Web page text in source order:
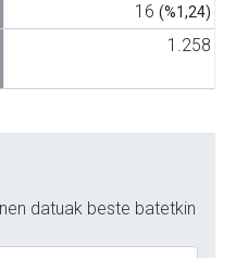
16 (%1,24)
1.258
datuak beste batetkin